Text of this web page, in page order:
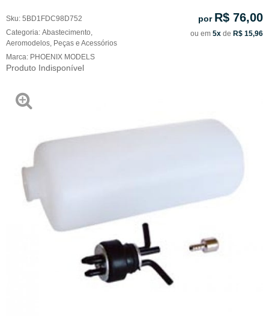
Sku: 5BD1FDC98D752
Categoria: Abastecimento
Aeromodelos Peças e Acessórios
Marca: PHOENIX MODELS
Produto Indisponível
por R$ 76,00
ou em 5x de R$ 15,96